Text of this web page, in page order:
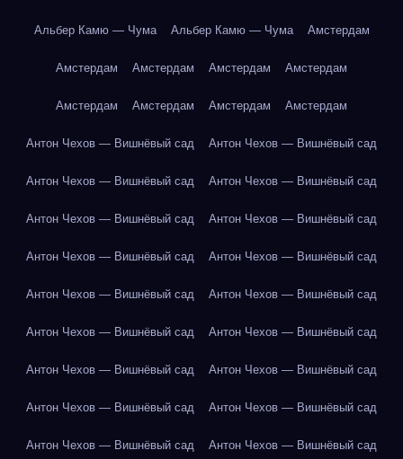
Альбер Камю — Чума Альбер Камю — Чума Амстердам
Амстердам Амстердам Амстердам Амстердам
Амстердам Амстердам Амстердам Амстердам
Антон Чехов — Вишнёвый сад Антон Чехов — Вишнёвый сад
Антон Чехов — Вишнёвый сад Антон Чехов — Вишнёвый сад
Антон Чехов — Вишнёвый сад Антон Чехов — Вишнёвый сад
Антон Чехов — Вишнёвый сад Антон Чехов — Вишнёвый сад
Антон Чехов — Вишнёвый сад Антон Чехов — Вишнёвый сад
Антон Чехов — Вишнёвый сад Антон Чехов — Вишнёвый сад
Антон Чехов — Вишнёвый сад Антон Чехов — Вишнёвый сад
Антон Чехов — Вишнёвый сад Антон Чехов — Вишнёвый сад
Антон Чехов — Вишнёвый сад Антон Чехов — Вишнёвый сад